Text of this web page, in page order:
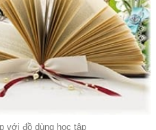
với đồ dùng học tập